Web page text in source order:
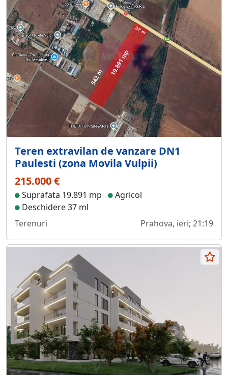
Teren extravilan de vanzare DN1
Paulesti (zona Movila Vulpii)
215.000 €
Suprafata 19.891 mp
Agricol
Deschidere 37 ml
Terenuri
Prahova, ieri; 21:19